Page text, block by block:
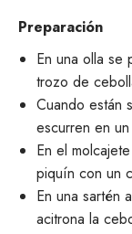
Preparación
En una olla se
trozo de
Cuando están
escurren en
En el
piquín con un
En una sartén
acitrona la